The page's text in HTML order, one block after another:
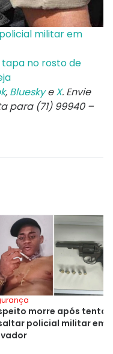
militar em
no rosto de
, BlueskyeX. Envie
para (71) 99940 –
morre após tentar
policial militar em